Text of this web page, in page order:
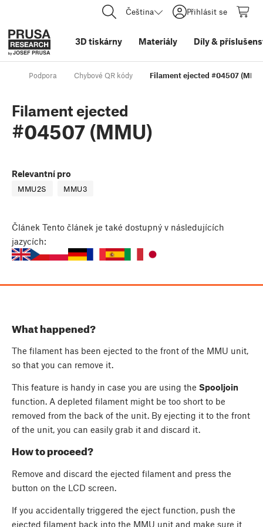
Čeština Přihlásit se
3D tiskárny Materiály Díly&
Podpora Chybové QR kódy Filament ejected #04507
Filament ejected
#04507 (MMU)
Relevantní pro
MMU2S MMU3
Článek Tento článek je také dostupný v následujících
jazycích:
What happened?
The filament has been ejected to the front of the MMU unit,
so that you can remove it.
This feature is handy in case you are using the Spooljoin
function. A depleted filament might be too short to be
removed from the back of the unit. By ejecting it to the front
of the unit, you can easily grab it and discard it.
How to proceed?
Remove and discard the ejected filament and press the
button on the LCD screen.
If you accidentally triggered the eject function, push the
ejected filament back into the MMU unit and make sure it